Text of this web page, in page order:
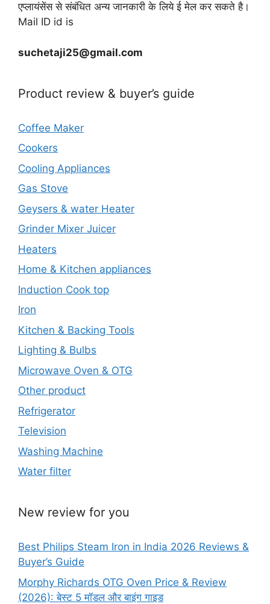
एप्लायंसेंस से संबंधित अन्य जानकारी के लिये ई मेल कर सकते है।
Mail ID id is
suchetaji25@gmail.com
Product review & buyer’s guide
Coffee Maker
Cookers
Cooling Appliances
Gas Stove
Geysers & water Heater
Grinder Mixer Juicer
Heaters
Home & Kitchen appliances
Induction Cook top
Iron
Kitchen & Backing Tools
Lighting & Bulbs
Microwave Oven & OTG
Other product
Refrigerator
Television
Washing Machine
Water filter
New review for you
Best Philips Steam Iron in India 2026 Reviews &
Buyer’s Guide
Morphy Richards OTG Oven Price & Review
(2026): बेस्ट 5 मॉडल और बाइंग गाइड